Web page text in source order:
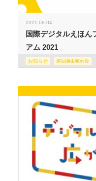
2021.08.04
国際デジタルえほん
アム 2021
お知らせ 巡回展&展示会